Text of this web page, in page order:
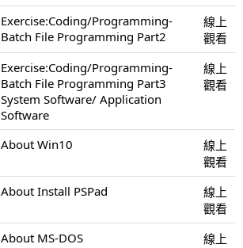
Exercise:Coding/Programming-
Batch File Programming Part2
線上
觀看
Exercise:Coding/Programming-
Batch File Programming Part3
System Software/ Application
Software
線上
觀看
About Win10
線上
觀看
About Install PSPad
線上
觀看
About MS-DOS
線上